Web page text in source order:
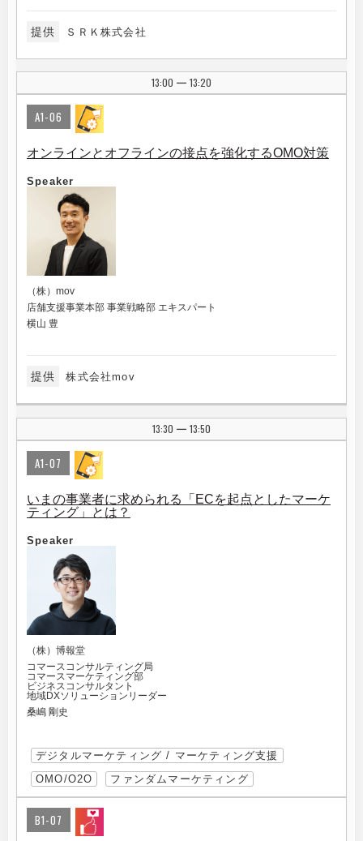
提供 ＳＲＫ株式会社
13:00 | 13:20
A1-06
オンラインとオフラインの接点を強化するOMO対策
Speaker
（株）mov
店舗支援事業本部 事業戦略部 エキスパート
横山 豊
提供 株式会社mov
13:30 | 13:50
A1-07
いまの事業者に求められる「ECを起点としたマーケ
ティング」とは？
Speaker
（株）博報堂
コマースコンサルティング局
コマースマーケティング部
ビジネスコンサルタント
地域DXソリューションリーダー
桑嶋 剛史
デジタルマーケティング / マーケティング支援
OMO/O2O
ファンダムマーケティング
B1-07